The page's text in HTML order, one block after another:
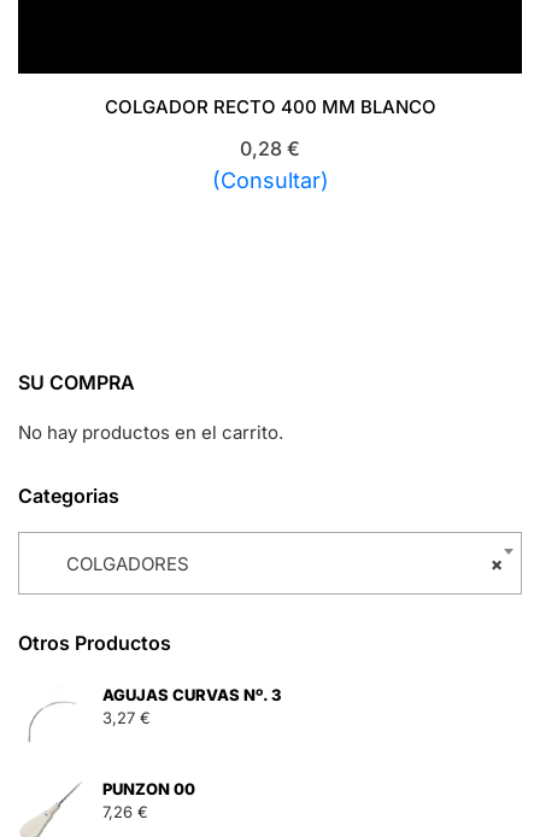
COLGADOR RECTO 400 MM BLANCO
0,28 €
(Consultar)
SU COMPRA
No hay productos en el carrito.
Categorias
×
COLGADORES
Otros Productos
AGUJAS CURVAS Nº. 3
3,27 €
PUNZON 00
7,26 €